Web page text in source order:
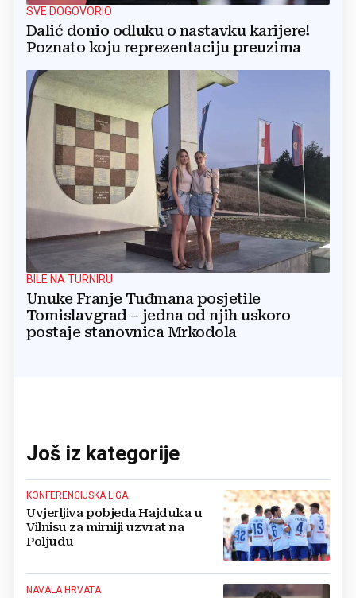
SVE DOGOVORIO
Dalić donio odluku o nastavku karijere!
Poznato koju reprezentaciju preuzima
BILE NA TURNIRU
Unuke Franje Tuđmana posjetile
Tomislavgrad – jedna od njih uskoro
postaje stanovnica Mrkodola
Još iz kategorije
KONFERENCIJSKA LIGA
Uvjerljiva pobjeda Hajduka u
Vilnisu za mirniji uzvrat na
Poljudu
NAVALA HRVATA